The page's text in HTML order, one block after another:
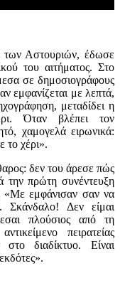
των Αστουριών, έδωσε
του αιτήματος. Στο
σε δημοσιογράφους
εμφανίζεται με λεπτά,
μεταδίδει η
Όταν βλέπει τον
χαμογελά ειρωνικά:
το χέρι».
δεν του άρεσε πώς
την πρώτη συνέντευξη
«Με εμφάνισαν σαν να
Σκάνδαλο! Δεν είμαι
πλούσιος από τη
πειρατείας
διαδίκτυο. Είναι